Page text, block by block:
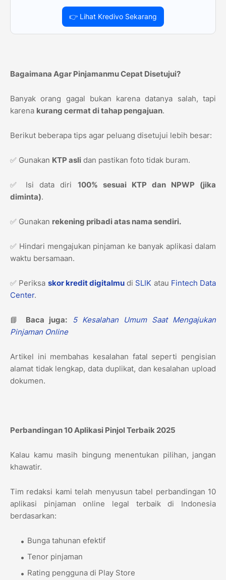
👉 Lihat Kredivo Sekarang
Bagaimana Agar Pinjamanmu Cepat Disetujui?
Banyak orang gagal bukan karena datanya salah, tapi
karena kurang cermat di tahap pengajuan.
Berikut beberapa tips agar peluang disetujui lebih besar:
✅ Gunakan KTP asli dan pastikan foto tidak buram.
✅ Isi data diri 100% sesuai KTP dan NPWP (jika
diminta).
✅ Gunakan rekening pribadi atas nama sendiri.
✅ Hindari mengajukan pinjaman ke banyak aplikasi dalam
waktu bersamaan.
✅ Periksa skor kredit digitalmu di SLIK atau Fintech Data
Center.
📘 Baca juga:
5 Kesalahan Umum Saat Mengajukan
Pinjaman Online
Artikel ini membahas kesalahan fatal seperti pengisian
alamat tidak lengkap, data duplikat, dan kesalahan upload
dokumen.
Perbandingan 10 Aplikasi Pinjol Terbaik 2025
Kalau kamu masih bingung menentukan pilihan, jangan
khawatir.
Tim redaksi kami telah menyusun tabel perbandingan 10
aplikasi pinjaman online legal terbaik di Indonesia
berdasarkan:
Bunga tahunan efektif
Tenor pinjaman
Rating pengguna di Play Store